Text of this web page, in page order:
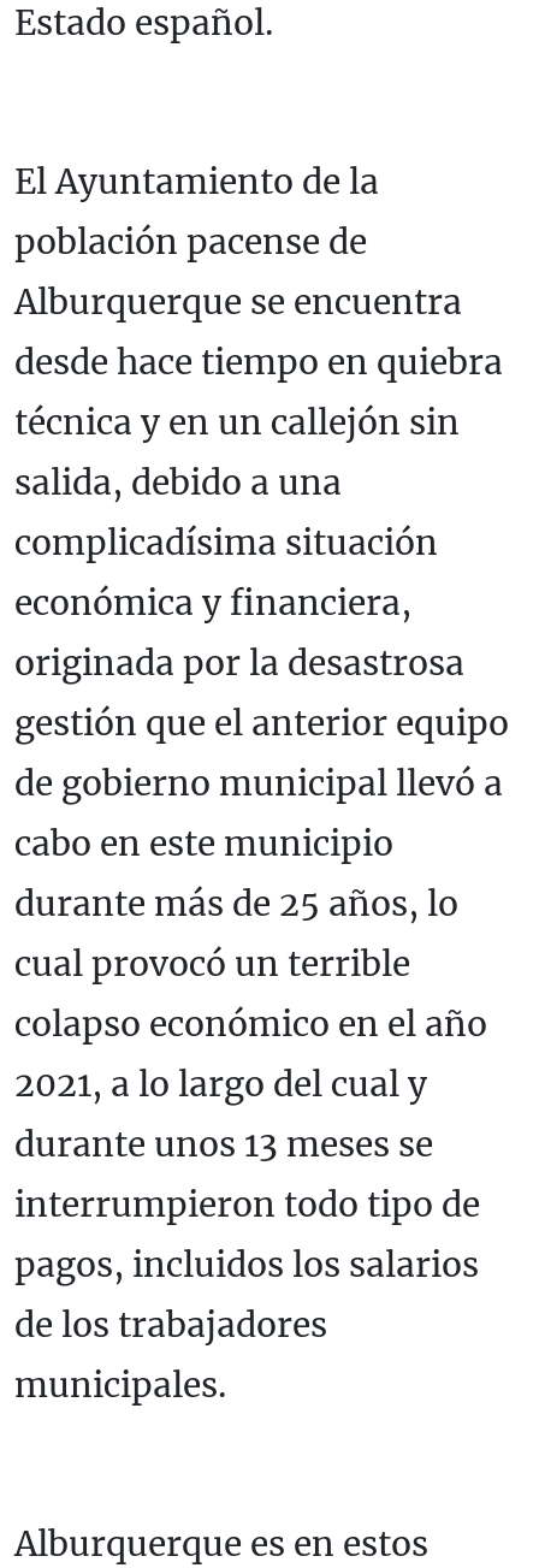
Estado español.
El Ayuntamiento de la
población pacense de
Alburquerque se encuentra
desde hace tiempo en quiebra
técnica y en un callejón sin
salida, debido a una
complicadísima situación
económica y financiera,
originada por la desastrosa
gestión que el anterior equipo
de gobierno municipal llevó a
cabo en este municipio
durante más de 25 años, lo
cual provocó un terrible
colapso económico en el año
2021, a lo largo del cual y
durante unos 13 meses se
interrumpieron todo tipo de
pagos, incluidos los salarios
de los trabajadores
municipales.
Alburquerque es en estos